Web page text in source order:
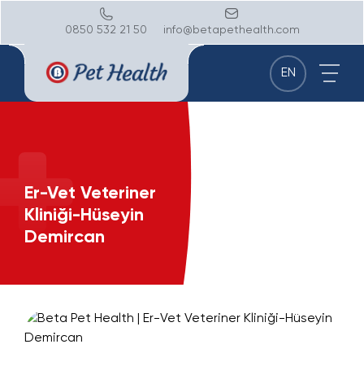
0850 532 21 50 info@betapethealth.com
EN
Er-Vet Veteriner
Kliniği-Hüseyin
Demircan